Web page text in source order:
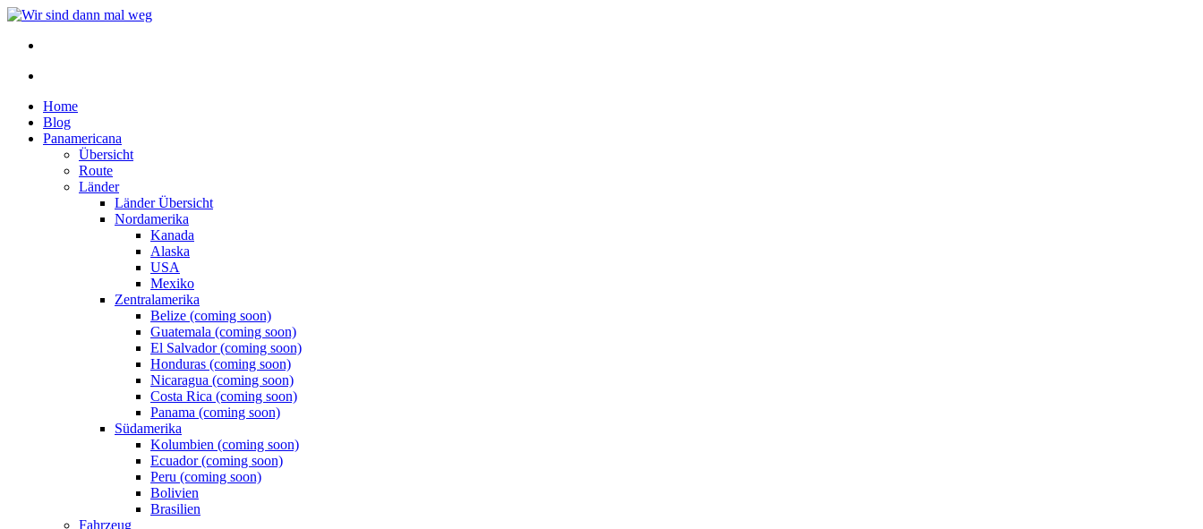
Home
Blog
Panamericana
Übersicht
Route
Länder
Länder Übersicht
Nordamerika
Kanada
Alaska
USA
Mexiko
Zentralamerika
Belize (coming soon)
Guatemala (coming soon)
El Salvador (coming soon)
Honduras (coming soon)
Nicaragua (coming soon)
Costa Rica (coming soon)
Panama (coming soon)
Südamerika
Kolumbien (coming soon)
Ecuador (coming soon)
Peru (coming soon)
Bolivien
Brasilien
Fahrzeug